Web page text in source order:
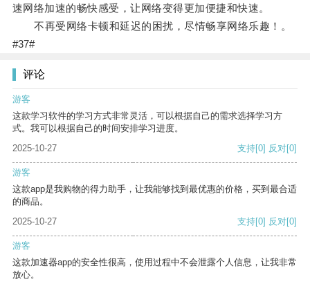
速网络加速的畅快感受，让网络变得更加便捷和快速。
不再受网络卡顿和延迟的困扰，尽情畅享网络乐趣！。
#37#
评论
游客
这款学习软件的学习方式非常灵活，可以根据自己的需求选择学习方
式。我可以根据自己的时间安排学习进度。
2025-10-27
支持[0] 反对[0]
游客
这款app是我购物的得力助手，让我能够找到最优惠的价格，买到最合适
的商品。
2025-10-27
支持[0] 反对[0]
游客
这款加速器app的安全性很高，使用过程中不会泄露个人信息，让我非常
放心。